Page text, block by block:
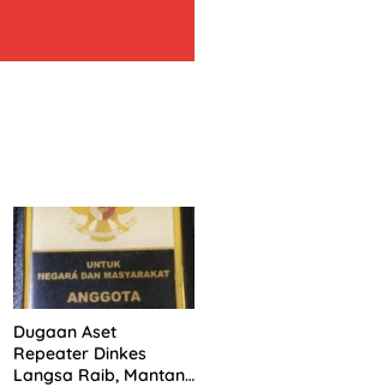
Dugaan Aset
Repeater Dinkes
Langsa Raib, Mantan